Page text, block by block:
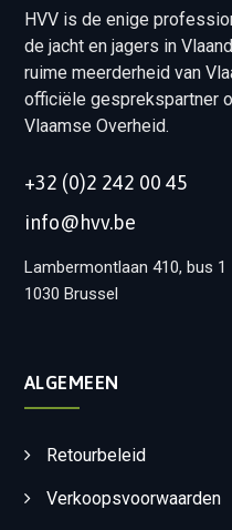
HVV is de enige
de jacht en jagers in
ruime meerderheid van
officiële gesprekspartner
Vlaamse Overheid.
+32 (0)2 242 00 45
info@hvv.be
Lambermontlaan 410, bus 1
1030 Brussel
ALGEMEEN
Retourbeleid
Verkoopsvoorwaarden